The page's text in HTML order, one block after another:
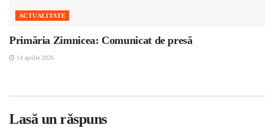
ACTUALITATE
Primăria Zimnicea: Comunicat de presă
14 aprilie 2026
Lasă un răspuns